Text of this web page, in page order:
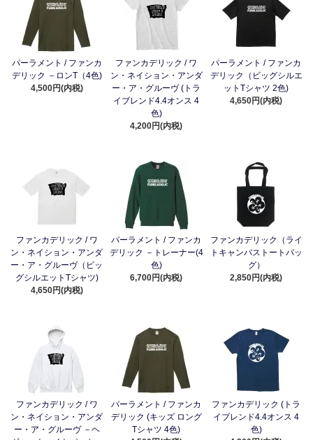
パーラメント / ファンカ
デリック －ロンT（4色)
4,500円(内税)
ファンカデリック / ワ
ン・ネイション・アンダ
ー・ア・グルーヴ (トラ
イブレンド4.4オンス 4
色)
4,200円(内税)
パーラメント / ファンカ
デリック（ビッグシルエ
ットTシャツ 2色)
4,650円(内税)
ファンカデリック / ワ
ン・ネイション・アンダ
ー・ア・グルーヴ（ビッ
グシルエットTシャツ)
4,650円(内税)
パーラメント / ファンカ
デリック －トレーナー(4
色)
6,700円(内税)
ファンカデリック（ライ
トキャンバストートバッ
グ）
2,850円(内税)
ファンカデリック / ワ
ン・ネイション・アンダ
ー・ア・グルーヴ －ヘ
パーラメント / ファンカ
デリック (キッズ ロング
Tシャツ 4色)
ファンカデリック (トラ
イブレンド4.4オンス 4
色)